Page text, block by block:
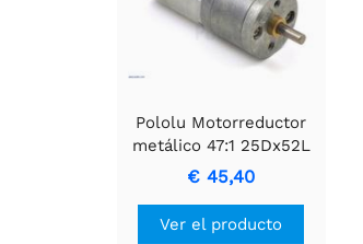
Pololu Motorreductor
metálico 47:1 25Dx52L
mm HP 6V
€ 45,40
Ver el producto